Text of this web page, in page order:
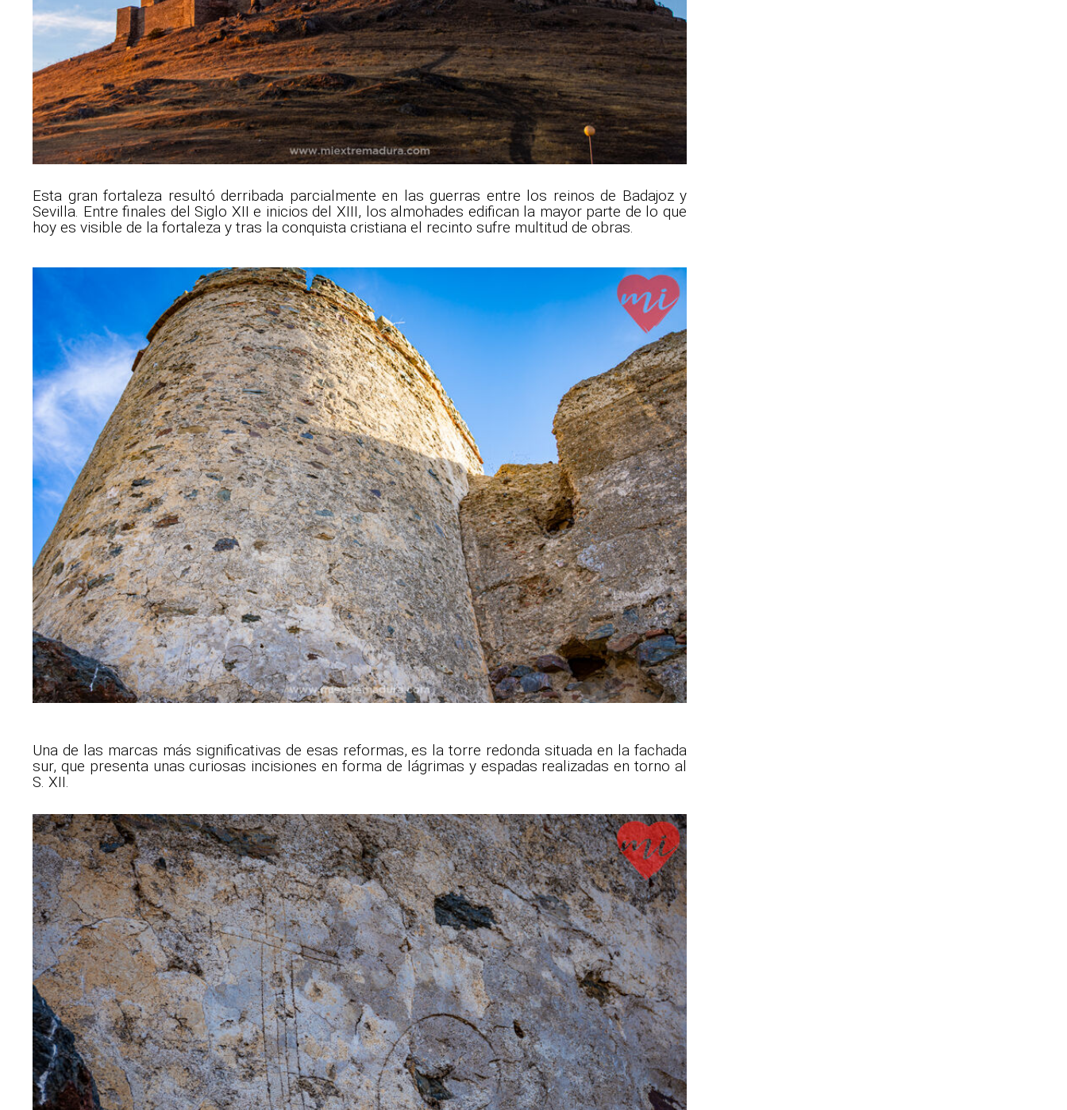
Esta gran fortaleza resultó derribada parcialmente en las guerras entre los reinos de Badajoz y
Sevilla. Entre finales del Siglo XII e inicios del XIII, los almohades edifican la mayor parte de lo que
hoy es visible de la fortaleza y tras la conquista cristiana el recinto sufre multitud de obras.
Una de las marcas más significativas de esas reformas, es la torre redonda situada en la fachada
sur, que presenta unas curiosas incisiones en forma de lágrimas y espadas realizadas en torno al
S. XII.